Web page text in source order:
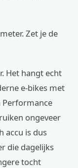
Zet je de
Het hangt echt
e-bikes met
Performance
ongeveer
accu is dus
die dagelijks
tocht